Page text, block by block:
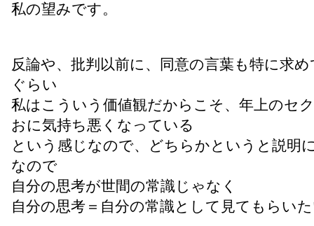
私の望みです。
反論や、批判以前に、同意の言葉も特に求
ぐらい
私はこういう価値観だからこそ、年上のセ
おに気持ち悪くなっている
という感じなので、どちらかというと説明
なので
自分の思考が世間の常識じゃなく
自分の思考＝自分の常識として見てもらい